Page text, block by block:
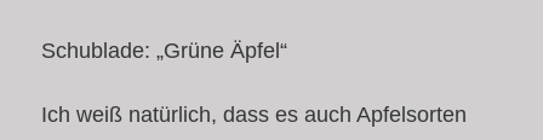
Schublade: „Grüne Äpfel“
Ich weiß natürlich, dass es auch Apfelsorten